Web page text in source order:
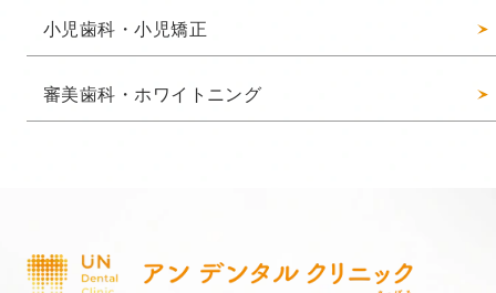
小児歯科・小児矯正
審美歯科・ホワイトニング